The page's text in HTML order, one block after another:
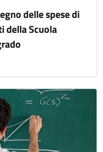
delle spese di
della Scuola